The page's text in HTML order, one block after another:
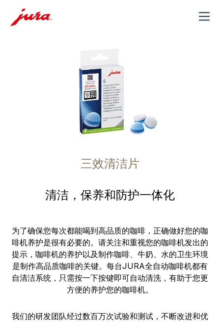
MENU
三效清洁片
清洁，保养和防护一体化
为了确保您每次都能喝到高品质的咖啡，正确做好您的咖
啡机养护是很有必要的。请关注和重视您的咖啡机发出的
提示，咖啡机的养护以及制作咖啡、牛奶、水的卫生环境
是制作高品质咖啡的关键。每台JURA全自动咖啡机都有
自清洁系统，只需按一下按键即可自动清洗，有助于您更
方便的养护您的咖啡机。
我们的研发团队经过数百万次试验和测试，不断改进和优